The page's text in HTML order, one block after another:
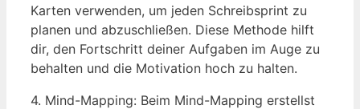
Karten verwenden, um jeden Schreibsprint zu⁢
planen und abzuschließen. Diese Methode hilft
dir, den Fortschritt deiner Aufgaben im Auge⁣ zu
behalten und ⁢die Motivation ⁣hoch zu halten.
4.⁣ Mind-Mapping: Beim ⁣Mind-Mapping erstellst